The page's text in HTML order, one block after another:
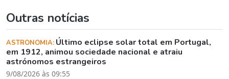
Outras notícias
ASTRONOMIA: Último eclipse solar total em Portugal,
em 1912, animou sociedade nacional e atraiu
astrónomos estrangeiros
9/08/2026 às 09:55